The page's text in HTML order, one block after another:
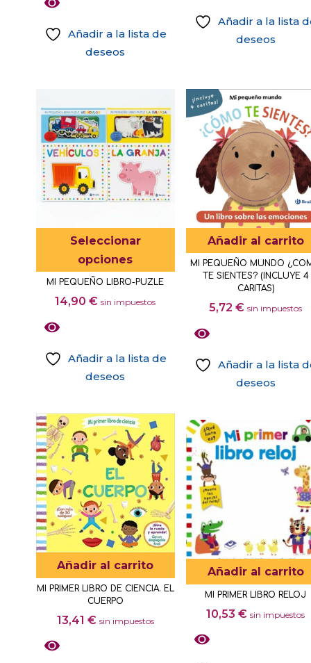
Añadir a la lista de
deseos
Añadir a la lista
deseos
Seleccionar
opciones
producto
tiene
variantes.
en
página
de
producto
MI PEQUEÑO LIBRO-PUZLE
14,90€ sin impuestos
Añadir a la lista de
deseos
producto
tiene
múltiples
variantes.
Las
opciones
se
pueden
elegir
la
Añadir al carrito
MI PEQUEÑO MUNDO
TE SIENTES? (INCLUYE 4
CARITAS)
5,72€ sin impuestos
Añadir a la lista
deseos
Añadir al carrito
MI PRIMER LIBRO DE CIENCIA. EL
CUERPO
13,41 € sin impuestos
Añadir al carrito
MI PRIMER LIBRO RELOJ
10,53€ sin impuestos